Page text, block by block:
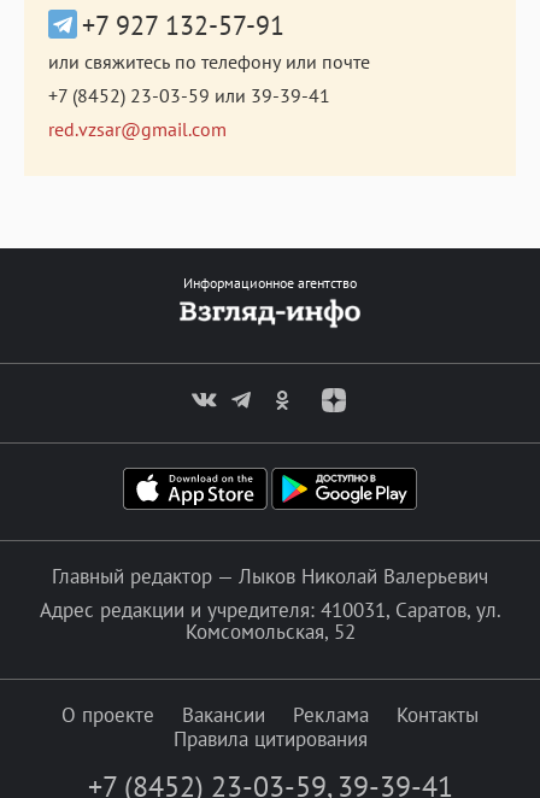
+7 927 132-57-91
или свяжитесь по телефону или почте
+7 (8452) 23-03-59 или 39-39-41
red.vzsar@gmail.com
Информационное агентство
Главный редактор — Лыков Николай Валерьевич
Адрес редакции и учредителя: 410031, Саратов, ул.
Комсомольская, 52
О проекте Вакансии Реклама
Контакты
Правила цитирования
+7 (8452) 23-03-59, 39-39-41